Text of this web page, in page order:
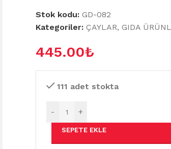
Stok kodu: GD-082
Kategoriler: ÇAYLAR, GIDA
445.00₺
111 adet stokta
- +
SEPETE EKLE